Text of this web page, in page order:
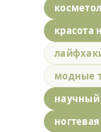
красота
модные
научный